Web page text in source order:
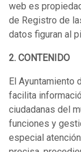
web es
de Registro de
datos figuran al
2. CONTENIDO
El Ayuntamiento
facilita
ciudadanas del
funciones y
especial